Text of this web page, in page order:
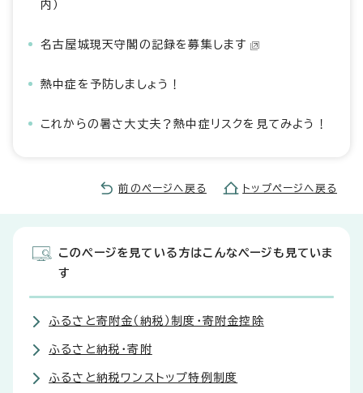
内）
名古屋城現天守閣の記録を募集します
熱中症を予防しましょう！
これからの暑さ大丈夫？熱中症リスクを見てみよう！
前のページへ戻る トップページへ戻る
このページを見ている方はこんなページも見ていま
す
ふるさと寄附金（納税）制度・寄附金控除
ふるさと納税・寄附
ふるさと納税ワンストップ特例制度